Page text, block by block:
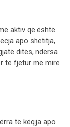
aktiv që është
apo shetitja,
ditës, ndërsa
të fjetur më mire
të këqija apo